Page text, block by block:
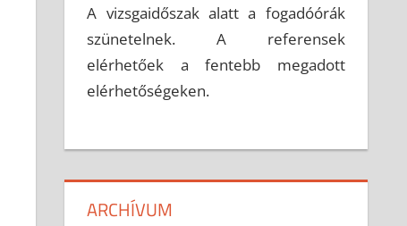
A vizsgaidőszak alatt a fogadóórák
szünetelnek. A referensek
elérhetőek a fentebb megadott
elérhetőségeken.
ARCHÍVUM